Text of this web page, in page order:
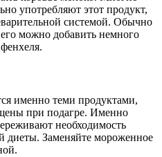
употребляют этот продукт,
системой. Обычно
можно добавить немного
именно теми продуктами,
при подагре. Именно
необходимость
диеты. Заменяйте мороженное